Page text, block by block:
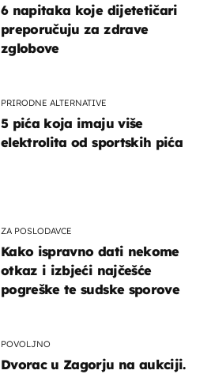
6 napitaka koje dijetetičari
preporučuju za zdrave
zglobove
PRIRODNE ALTERNATIVE
5 pića koja imaju više
elektrolita od sportskih pića
ZA POSLODAVCE
Kako ispravno dati nekome
otkaz i izbjeći najčešće
pogreške te sudske sporove
POVOLJNO
Dvorac u Zagorju na aukciji.